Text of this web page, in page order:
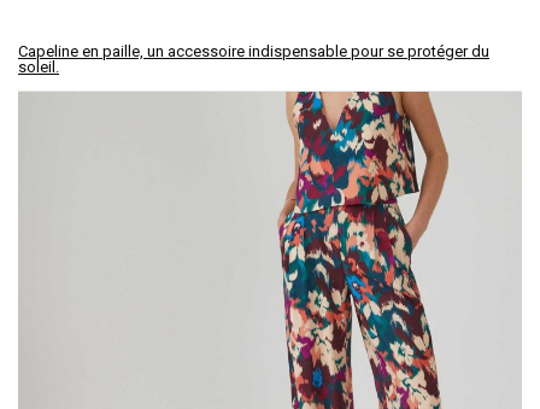
Capeline en paille, un accessoire indispensable pour se protéger du
soleil.